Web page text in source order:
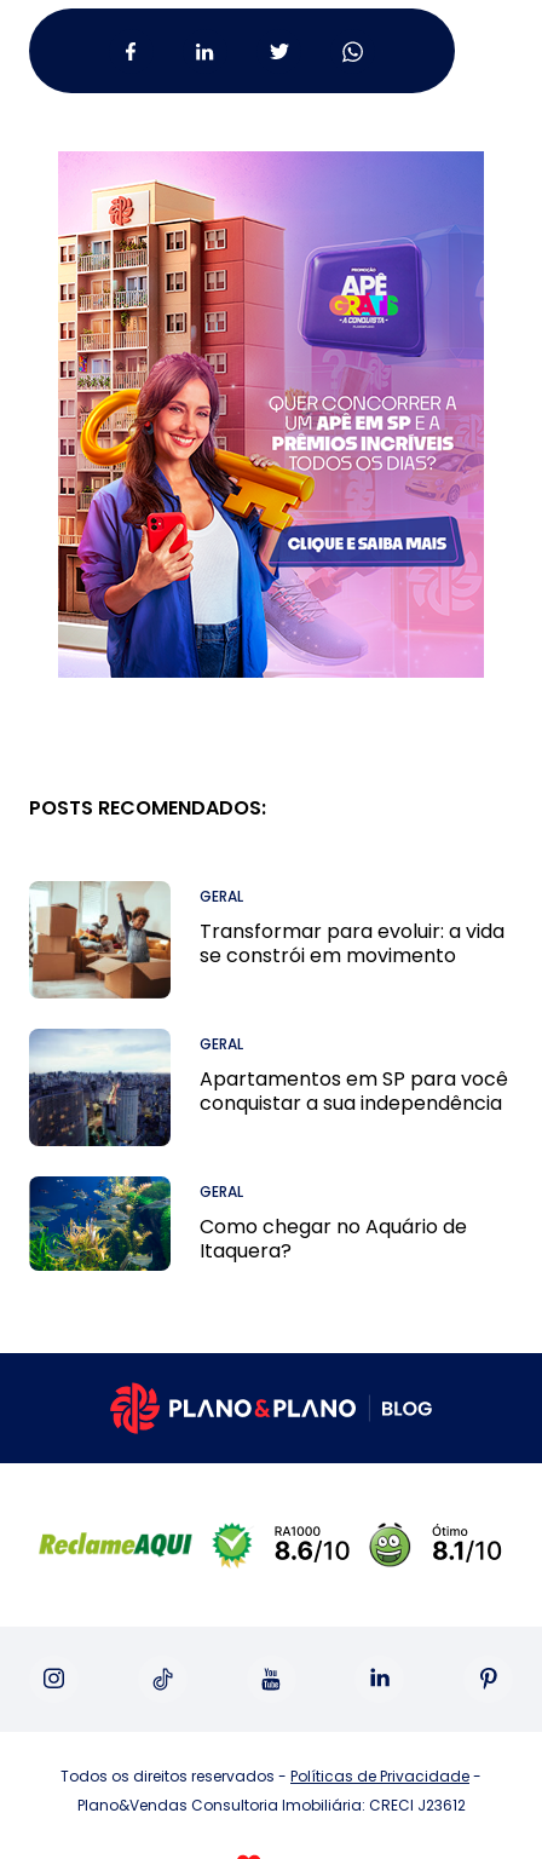
POSTS RECOMENDADOS:
GERAL
Transformar para evoluir: a vida
se constrói em movimento
GERAL
Apartamentos em SP para você
conquistar a sua independência
GERAL
Como chegar no Aquário de
Itaquera?
Todos os direitos reservados - Políticas de Privacidade-
Plano&Vendas Consultoria Imobiliária: CRECI J23612